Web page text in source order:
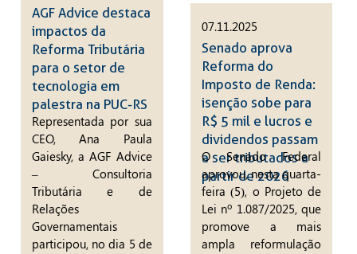
AGF Advice destaca
impactos da
Reforma Tributária
para o setor de
tecnologia em
palestra na PUC-RS
Representada por sua
CEO, Ana Paula
Gaiesky, a AGF Advice
– Consultoria
Tributária e de
Relações
Governamentais
participou, no dia 5 de
07.11.2025
Senado aprova
Reforma do
Imposto de Renda:
isenção sobe para
R$ 5 mil e lucros e
dividendos passam
a ser tributados a
partir de 2026
O Senado Federal
aprovou, nesta quarta-
feira (5), o Projeto de
Lei nº 1.087/2025, que
promove a mais
ampla reformulação